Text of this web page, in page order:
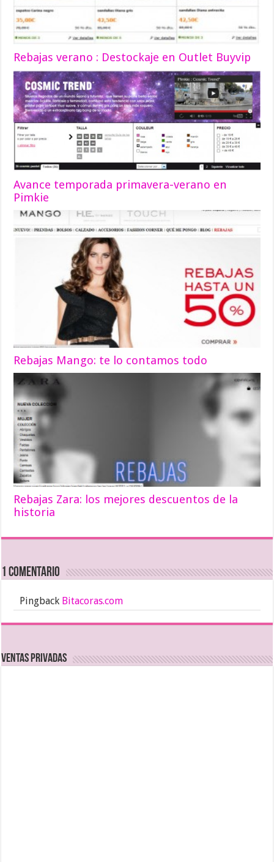
Rebajas verano : Destockaje en Outlet Buyvip
Avance temporada primavera-verano en
Pimkie
Rebajas Mango: te lo contamos todo
Rebajas Zara: los mejores descuentos de la
historia
1 comentario
Pingback Bitacoras.com
Ventas Privadas